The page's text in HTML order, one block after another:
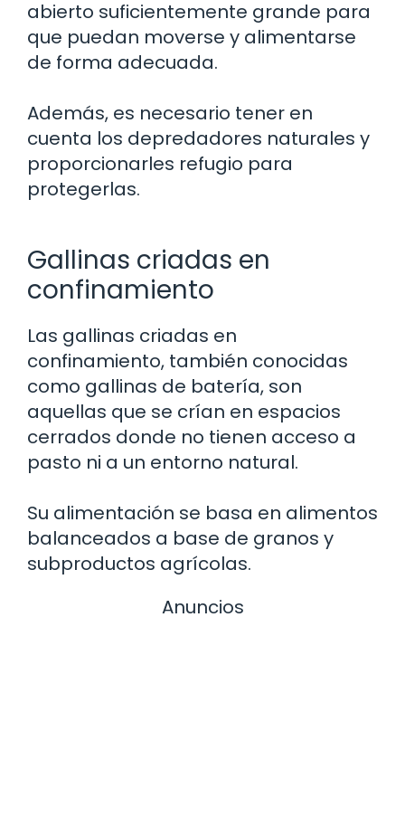
abierto suficientemente grande para
que puedan moverse y alimentarse
de forma adecuada.
Además, es necesario tener en
cuenta los depredadores naturales y
proporcionarles refugio para
protegerlas.
Gallinas criadas en
confinamiento
Las gallinas criadas en
confinamiento, también conocidas
como gallinas de batería, son
aquellas que se crían en espacios
cerrados donde no tienen acceso a
pasto ni a un entorno natural.
Su alimentación se basa en alimentos
balanceados a base de granos y
subproductos agrícolas.
Anuncios